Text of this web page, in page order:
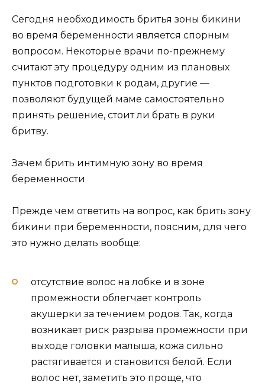
Сегодня необходимость бритья зоны бикини
во время беременности является спорным
вопросом. Некоторые врачи по-прежнему
считают эту процедуру одним из плановых
пунктов подготовки к родам, другие —
позволяют будущей маме самостоятельно
принять решение, стоит ли брать в руки
бритву.
Зачем брить интимную зону во время
беременности
Прежде чем ответить на вопрос, как брить зону
бикини при беременности, поясним, для чего
это нужно делать вообще:
отсутствие волос на лобке и в зоне
промежности облегчает контроль
акушерки за течением родов. Так, когда
возникает риск разрыва промежности при
выходе головки малыша, кожа сильно
растягивается и становится белой. Если
волос нет, заметить это проще, что